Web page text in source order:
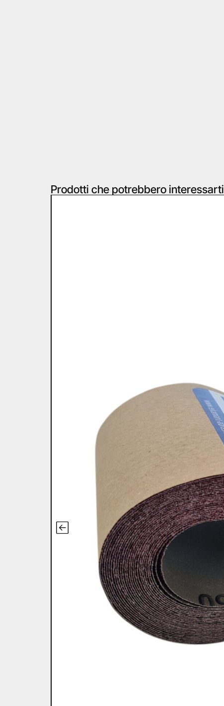
Prodotti che potrebbero interessarti